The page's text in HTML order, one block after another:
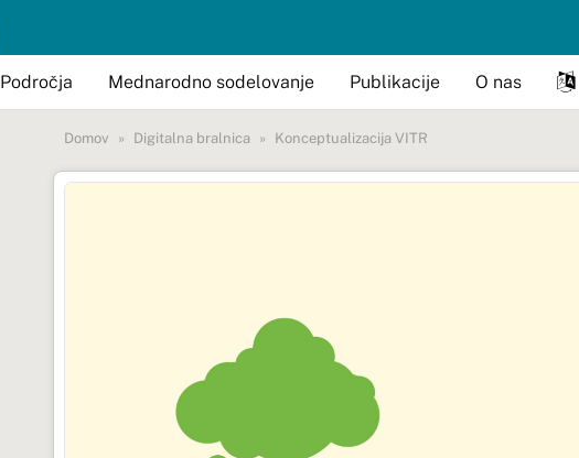
Področja Mednarodno sodelovanje Publikacije O nas
Domov Digitalna bralnica Konceptualizacija VITR